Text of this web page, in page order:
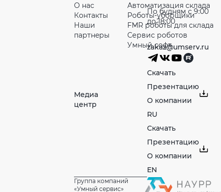
О нас
Контакты
Наши
партнeры
Медиа
центр
Автоматизация склада
Роботы-уборщики
FMR роботы для склада
Сервис роботов
Умный софт
По будням с 9:00
до 18:00
zakaz@umserv.ru
Скачать
Презентацию
О компании
RU
Скачать
Презентацию
О компании
EN
Группа компаний
«Умный сервис»